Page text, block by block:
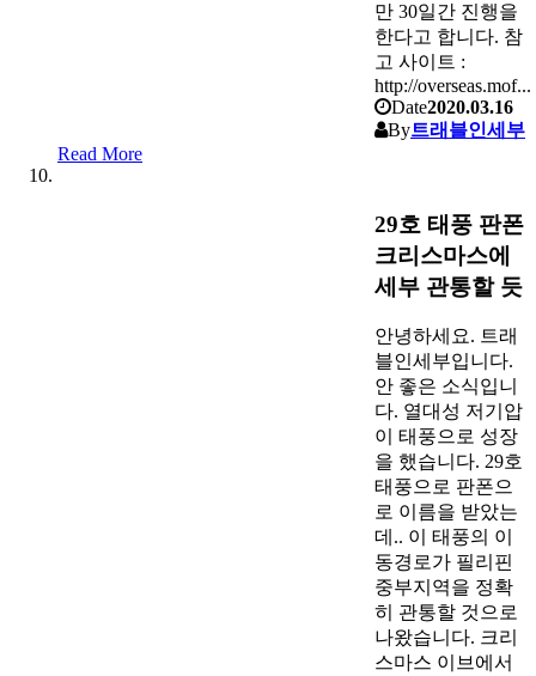
만 30일간 진행을
한다고 합니다. 참
고 사이트 :
http://overseas.mof...
Date2020.03.16
By트래블인세부
Read More
29호 태풍 판폰
크리스마스에
세부 관통할 듯
안녕하세요. 트래
블인세부입니다.
안 좋은 소식입니
다. 열대성 저기압
이 태풍으로 성장
을 했습니다. 29호
태풍으로 판폰으
로 이름을 받았는
데.. 이 태풍의 이
동경로가 필리핀
중부지역을 정확
히 관통할 것으로
나왔습니다. 크리
스마스 이브에서